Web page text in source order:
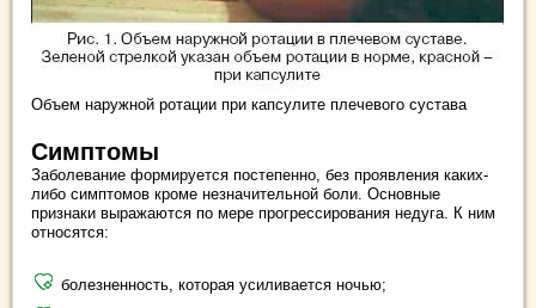
Объем наружной ротации при капсулите плечевого сустава
Симптомы
Заболевание формируется постепенно, без проявления каких-
либо симптомов кроме незначительной боли. Основные
признаки выражаются по мере прогрессирования недуга. К ним
относятся:
болезненность, которая усиливается ночью;